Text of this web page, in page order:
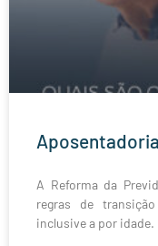
A Reforma da
regras de
inclusive a por idade.